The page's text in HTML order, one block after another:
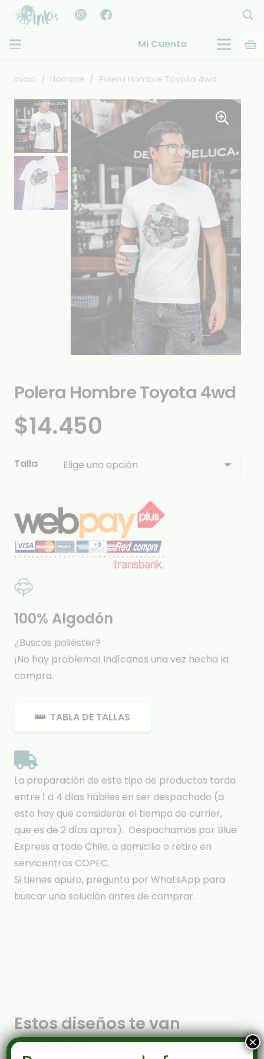
Mi Cuenta
Inicio / Hombre / Polera Hombre Toyota 4wd
Polera Hombre Toyota 4wd
$14.450
Talla
100% Algodón
¿Buscas poliéster?
¡No hay problema! Indícanos una vez hecha la
compra.
TABLA DE TALLAS
La preparación de este tipo de productos tarda
entre 1 a 4 días hábiles en ser despachado (a
esto hay que considerar el tiempo de currier,
que es de 2 días aprox). Despachamos por Blue
Express a todo Chile, a domicilio o retiro en
servicentros COPEC.
Si tienes apuro, pregunta por WhatsApp para
buscar una solución antes de comprar.
Estos diseños te van
encantar
×